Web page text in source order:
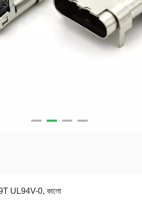
UL94V-0, কালো